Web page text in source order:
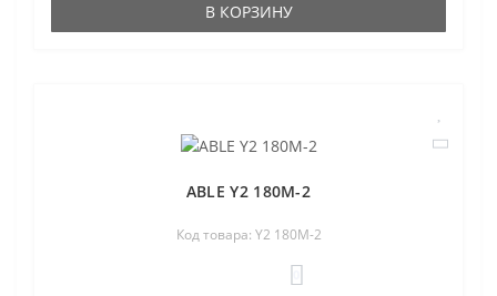
В КОРЗИНУ
ABLE Y2 180M-2
Код товара: Y2 180M-2